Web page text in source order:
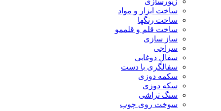
ساخت ابزار و مواد
ساخت رنگها
ساخت قلم و قلممو
ساز سازی
سراجی
سفال دوغابی
سفالگری با دست
سکمه دوزی
سکه دوزی
سنگ تراشی
سوخت روی چوب